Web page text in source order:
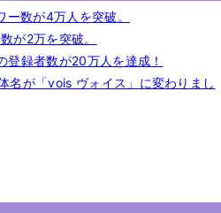
数が4万人を突破。
2万を突破。
録者数が20万人を達成！
が「vois ヴォイス」に変わりまし